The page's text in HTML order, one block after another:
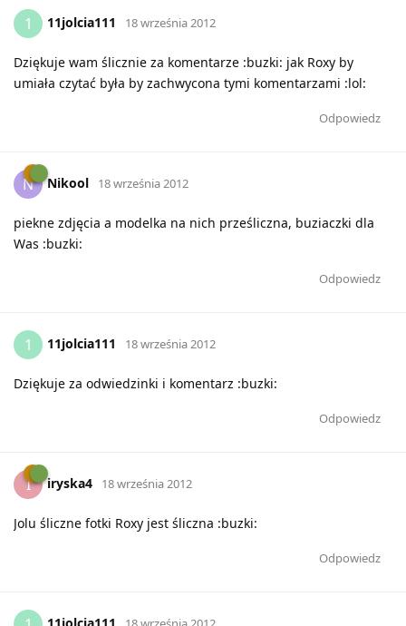
1 11jolcia111 18 września 2012
Dziękuje wam ślicznie za komentarze :buzki: jak Roxy by
umiała czytać była by zachwycona tymi komentarzami :lol:
Odpowiedz
N Nikool 18 września 2012
piekne zdjęcia a modelka na nich prześliczna, buziaczki dla
Was :buzki:
Odpowiedz
1 11jolcia111 18 września 2012
Dziękuje za odwiedzinki i komentarz :buzki:
Odpowiedz
I iryska4 18 września 2012
Jolu śliczne fotki Roxy jest śliczna :buzki:
Odpowiedz
11jolcia111